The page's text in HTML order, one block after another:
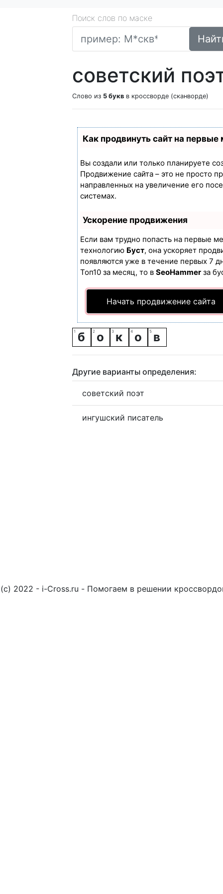
Поиск слов по маске
советский
Слово из 5 букв в кроссворде (сканворде)
Как продвинуть сайт на первые
Вы создали или только планируете
Продвижение сайта – это не просто
направленных на увеличение его
системах.
Ускорение продвижения
Если вам трудно попасть на первые
технологию Буст, она ускоряет
появляются уже в течение первых 7
Топ10 за месяц, то в SeoHammer за
Начать продвижение сайта
б о к о в
Другие варианты определения:
советский поэт
ингушский писатель
(c) 2022 - i-Cross.ru - Помогаем в решении